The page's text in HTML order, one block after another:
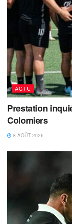
ACTU
Prestation
Colomiers
8 AOÛT 2026